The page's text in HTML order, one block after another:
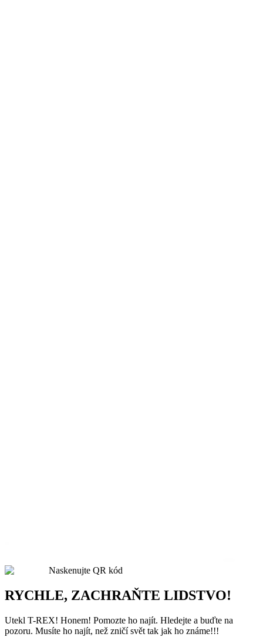
Naskenujte QR kód
RYCHLE, ZACHRAŇTE LIDSTVO!
Utekl T-REX! Honem! Pomozte ho najít. Hledejte a buďte na
pozoru. Musíte ho najít, než zničí svět tak jak ho známe!!!